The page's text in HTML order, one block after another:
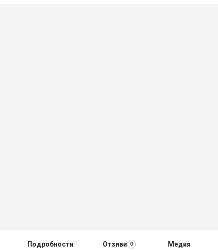
Подробности Отзиви 0 Медия